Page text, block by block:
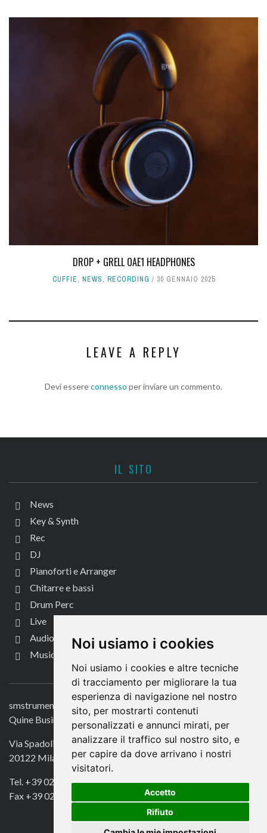
Noi usiamo i cookies
Noi usiamo i cookies e altre tecniche
di tracciamento per migliorare la tua
esperienza di navigazione nel nostro
sito, per mostrarti contenuti
personalizzati e annunci mirati, per
analizzare il traffico sul nostro sito, e
per capire da dove arrivano i nostri
visitatori.
Accetto
Rifiuto
DROP + GRELL OAE1 HEADPHONES
CUFFIE, NEWS, RECORDING 30 GENNAIO 2025
LEAVE A REPLY
Devi essereconnesso per inviare un commento.
IL SITO
News
Key & Synth
Rec
DJ
Pianoforti e Arranger
Chitarre e bassi
Drum Perc
Live
Audio per video
Music Life
CONTATTACI
smstrumentimusicali.it
Quine Business Publisher
Via Spadolini 7
20122 Milano
Tel. +39 02 49756990
Fax +39 02 72016740